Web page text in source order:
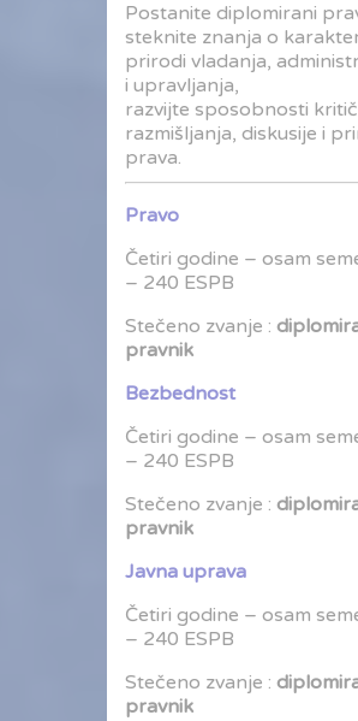
Postanite diplomirani
steknite znanja o
prirodi vladanja,
i upravljanja,
razvijte sposobnosti
razmišljanja, diskusije i
prava.
Pravo
Četiri godine – osam
– 240 ESPB
Stečeno zvanje :
pravnik
Bezbednost
Četiri godine – osam
– 240 ESPB
Stečeno zvanje :
pravnik
Javna uprava
Četiri godine – osam
– 240 ESPB
Stečeno zvanje :
pravnik